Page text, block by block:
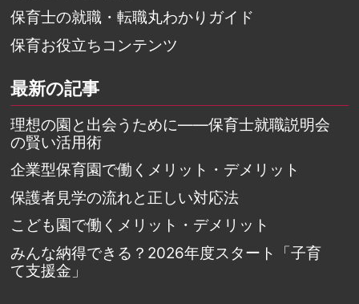
保育士の就職・転職丸わかりガイド
保育お役立ちコンテンツ
最新の記事
理想の園と出会うために――保育士就職説明会
の賢い活用術
企業型保育園で働くメリット・デメリット
保護者見学の流れと正しい対応法
こども園で働くメリット・デメリット
みんな納得できる？2026年度スタート「子育
て支援金」